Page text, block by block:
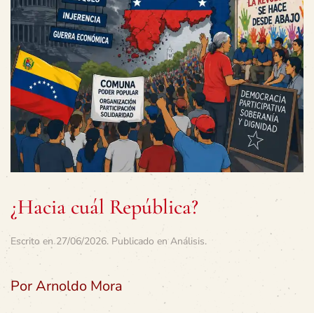
¿Hacia cuál República?
Escrito en27/06/2026. Publicado en Análisis.
Por Arnoldo Mora